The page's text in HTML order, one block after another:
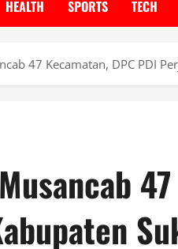
HEALTH SPORTS TECH
47 Kecamatan, DPC PDI